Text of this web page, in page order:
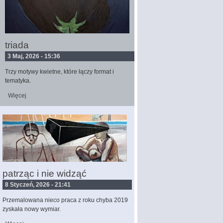
triada
3 Maj, 2026 - 15:36
Trzy motywy kwietne, które łączy format i
tematyka.
Więcej
patrząc i nie widząć
8 Styczeń, 2026 - 21:41
Przemalowana nieco praca z roku chyba 2019
zyskała nowy wymiar.